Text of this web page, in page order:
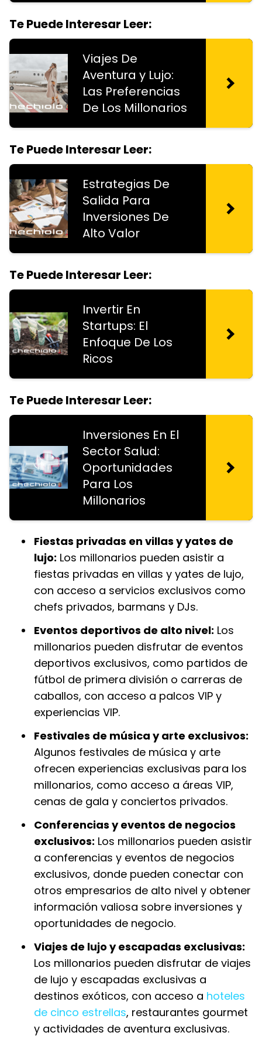
Te Puede Interesar Leer:
Viajes De
Aventura y Lujo:
Las Preferencias
De Los Millonarios
Te Puede Interesar Leer:
Estrategias De
Salida Para
Inversiones De
Alto Valor
Te Puede Interesar Leer:
Invertir En
Startups: El
Enfoque De Los
Ricos
Te Puede Interesar Leer:
Inversiones En El
Sector Salud:
Oportunidades
Para Los
Millonarios
Fiestas privadas en villas y yates de
lujo: Los millonarios pueden asistir a
fiestas privadas en villas y yates de lujo,
con acceso a servicios exclusivos como
chefs privados, barmans y DJs.
Eventos deportivos de alto nivel: Los
millonarios pueden disfrutar de eventos
deportivos exclusivos, como partidos de
fútbol de primera división o carreras de
caballos, con acceso a palcos VIP y
experiencias VIP.
Festivales de música y arte exclusivos:
Algunos festivales de música y arte
ofrecen experiencias exclusivas para los
millonarios, como acceso a áreas VIP,
cenas de gala y conciertos privados.
Conferencias y eventos de negocios
exclusivos: Los millonarios pueden asistir
a conferencias y eventos de negocios
exclusivos, donde pueden conectar con
otros empresarios de alto nivel y obtener
información valiosa sobre inversiones y
oportunidades de negocio.
Viajes de lujo y escapadas exclusivas:
Los millonarios pueden disfrutar de viajes
de lujo y escapadas exclusivas a
destinos exóticos, con acceso a hoteles
de cinco estrellas, restaurantes gourmet
y actividades de aventura exclusivas.